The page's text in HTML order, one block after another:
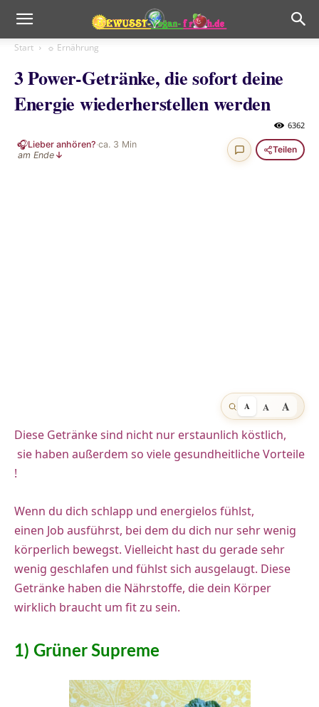
Start ☼ Ernährung
3 Power-Getränke, die sofort deine
Energie wiederherstellen werden
6362
🎧Lieber anhören?·ca. 3 Min
am Ende ↓
Teilen
A A
A
Diese Getränke sind nicht nur erstaunlich köstlich,
sie haben außerdem so viele gesundheitliche Vorteile
!
Wenn du dich schlapp und energielos fühlst,
einen Job ausführst, bei dem du dich nur sehr wenig
körperlich bewegst. Vielleicht hast du gerade sehr
wenig geschlafen und fühlst sich ausgelaugt. Diese
Getränke haben die Nährstoffe, die dein Körper
wirklich braucht um fit zu sein.
1) Grüner Supreme